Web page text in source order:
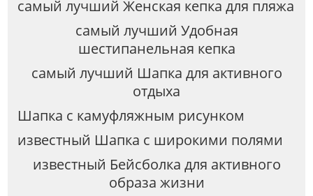
самый лучший Женская кепка для пляжа
самый лучший Удобная
шестипанельная кепка
самый лучший Шапка для активного
отдыха
Шапка с камуфляжным рисунком
известный Шапка с широкими полями
известный Бейсболка для активного
образа жизни